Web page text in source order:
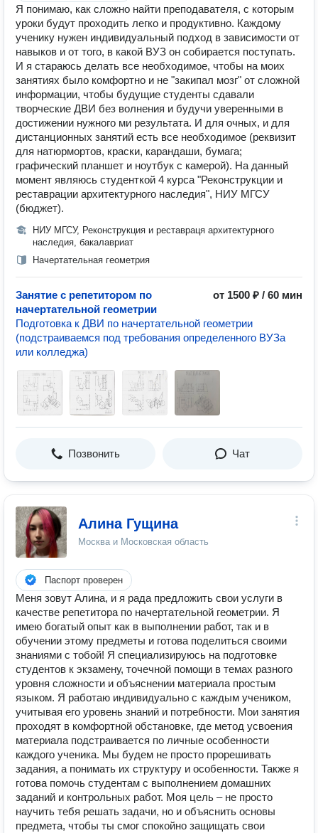
Я понимаю, как сложно найти преподавателя, с которым
уроки будут проходить легко и продуктивно. Каждому
ученику нужен индивидуальный подход в зависимости от
навыков и от того, в какой ВУЗ он собирается поступать.
И я стараюсь делать все необходимое, чтобы на моих
занятиях было комфортно и не "закипал мозг" от сложной
информации, чтобы будущие студенты сдавали
творческие ДВИ без волнения и будучи уверенными в
достижении нужного ми результата. И для очных, и для
дистанционных занятий есть все необходимое (реквизит
для натюрмортов, краски, карандаши, бумага;
графический планшет и ноутбук с камерой). На данный
момент являюсь студенткой 4 курса "Реконструкции и
реставрации архитектурного наследия", НИУ МГСУ
(бюджет).
НИУ МГСУ, Реконструкция и реставраця архитектурного
наследия, бакалавриат
Начертательная геометрия
Занятие с репетитором по
начертательной геометрии
от 1500 ₽ / 60 мин
Подготовка к ДВИ по начертательной геометрии
(подстраиваемся под требования определенного ВУЗа
или колледжа)
Позвонить Чат
Алина Гущина
Москва и Московская область
Паспорт проверен
Меня зовут Алина, и я рада предложить свои услуги в
качестве репетитора по начертательной геометрии. Я
имею богатый опыт как в выполнении работ, так и в
обучении этому предметы и готова поделиться своими
знаниями с тобой! Я специализируюсь на подготовке
студентов к экзамену, точечной помощи в темах разного
уровня сложности и объяснении материала простым
языком. Я работаю индивидуально с каждым учеником,
учитывая его уровень знаний и потребности. Мои занятия
проходят в комфортной обстановке, где метод усвоения
материала подстраивается по личные особенности
каждого ученика. Мы будем не просто прорешивать
задания, а понимать их структуру и особенности. Также я
готова помочь студентам с выполнением домашних
заданий и контрольных работ. Моя цель – не просто
научить тебя решать задачи, но и объяснить основы
предмета, чтобы ты смог спокойно защищать свои